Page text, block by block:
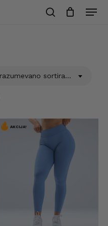
Podrazumevano sortiranje
AKCIJA!